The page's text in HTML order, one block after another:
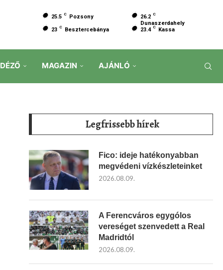
25.5 C Pozsony 26.2 C
Dunaszerdahely
23 C Besztercebánya 23.4 C Kassa
MAGAZIN AJÁNLÓ
Legfrissebb hírek
Fico: ideje hatékonyabban
megvédeni vízkészleteinket
2026.08.09.
A Ferencváros egygólos
vereséget szenvedett a Real
Madridtól
2026.08.09.